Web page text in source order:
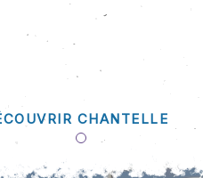
CHANTELLE